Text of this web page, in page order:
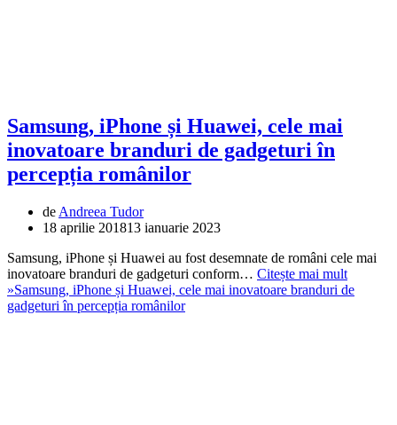
Samsung, iPhone și Huawei, cele mai
inovatoare branduri de gadgeturi în
percepția românilor
de Andreea Tudor
18 aprilie 201813 ianuarie 2023
Samsung, iPhone și Huawei au fost desemnate de români cele mai
inovatoare branduri de gadgeturi conform… Citește mai mult
»Samsung, iPhone și Huawei, cele mai inovatoare branduri de
gadgeturi în percepția românilor